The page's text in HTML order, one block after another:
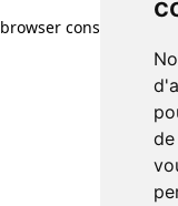
browser console for